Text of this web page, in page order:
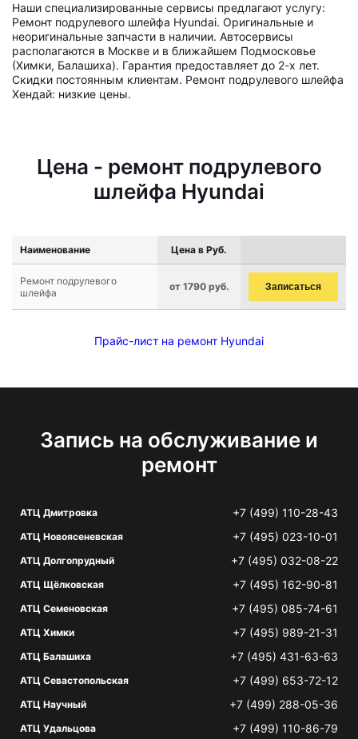
Наши специализированные сервисы предлагают услугу:
Ремонт подрулевого шлейфа Hyundai. Оригинальные и
неоригинальные запчасти в наличии. Автосервисы
располагаются в Москве и в ближайшем Подмосковье
(Химки, Балашиха). Гарантия предоставляет до 2-х лет.
Скидки постоянным клиентам. Ремонт подрулевого шлейфа
Хендай: низкие цены.
Цена - ремонт подрулевого
шлейфа Hyundai
Наименование Цена в Руб.
Ремонт подрулевого
шлейфа
от 1790 руб. Записаться
Прайс-лист на ремонт Hyundai
Запись на обслуживание и
ремонт
АТЦ Дмитровка +7 (499) 110-28-43
АТЦ Новоясеневская +7 (495) 023-10-01
АТЦ Долгопрудный +7 (495) 032-08-22
АТЦ Щёлковская +7 (495) 162-90-81
АТЦ Семеновская +7 (495) 085-74-61
АТЦ Химки +7 (495) 989-21-31
АТЦ Балашиха +7 (495) 431-63-63
АТЦ Севастопольская +7 (499) 653-72-12
АТЦ Научный +7 (499) 288-05-36
АТЦ Удальцова +7 (499) 110-86-79